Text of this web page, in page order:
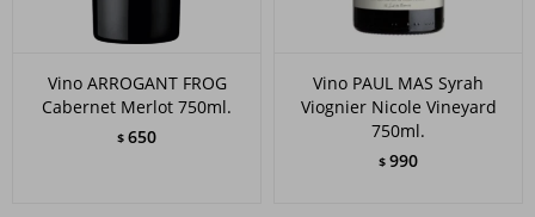
Vino ARROGANT FROG
Cabernet Merlot 750ml.
$ 650
Vino PAUL MAS Syrah
Viognier Nicole Vineyard
750ml.
$ 990